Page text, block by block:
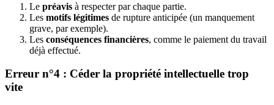
Le préavis à respecter par chaque partie.
Les motifs légitimes de rupture anticipée (un manquement
grave, par exemple).
Les conséquences financières, comme le paiement du travail
déjà effectué.
Erreur n°4 : Céder la propriété intellectuelle trop
vite